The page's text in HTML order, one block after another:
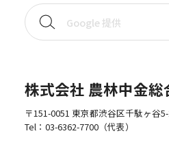
株式会社 農林中金総
〒151-0051 東京都渋谷区千駄ヶ谷
Tel： 03-6362-7700（代表）